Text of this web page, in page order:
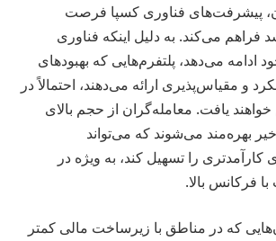
پیشرفت‌های فناوری کسپا فرصت
فراهم می‌کند. به دلیل اینکه فناوری
ادامه می‌دهد، پلتفرم‌هایی که بهبودهای
و مقیاس‌پذیری ارائه می‌دهند، احتمالاً در
یافت. معامله‌گران از حجم بالای
بهره‌مند می‌شوند که می‌تواند
کارآمدتری را تسهیل کند، به ویژه در
فرکانس بالا.
که در مناطق با زیرساخت مالی کمتر